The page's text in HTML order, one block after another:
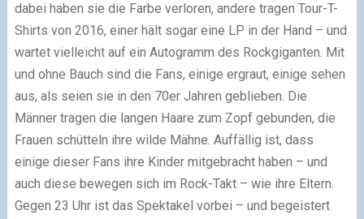
dabei haben sie die Farbe verloren, andere tragen Tour-T-
Shirts von 2016, einer hält sogar eine LP in der Hand – und
wartet vielleicht auf ein Autogramm des Rockgiganten. Mit
und ohne Bauch sind die Fans, einige ergraut, einige sehen
aus, als seien sie in den 70er Jahren geblieben. Die
Männer tragen die langen Haare zum Zopf gebunden, die
Frauen schütteln ihre wilde Mähne. Auffällig ist, dass
einige dieser Fans ihre Kinder mitgebracht haben – und
auch diese bewegen sich im Rock-Takt – wie ihre Eltern.
Gegen 23 Uhr ist das Spektakel vorbei – und begeistert